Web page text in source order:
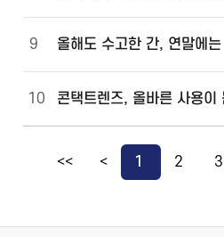
9
10
<< < 1 2 3